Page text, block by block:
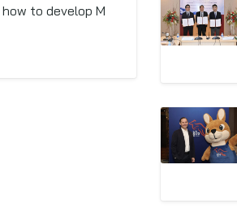
to develop M